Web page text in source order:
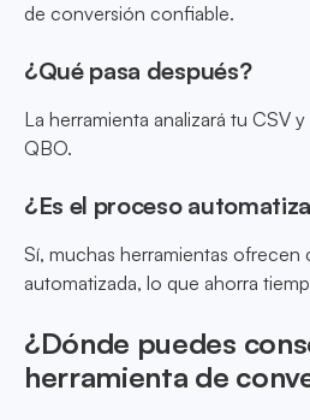
de conversión confiable.
¿Qué pasa después?
La herramienta analizará tu CSV
QBO.
¿Es el proceso
Sí, muchas herramientas ofrecen
automatizada, lo que ahorra
¿Dónde puedes
herramienta de